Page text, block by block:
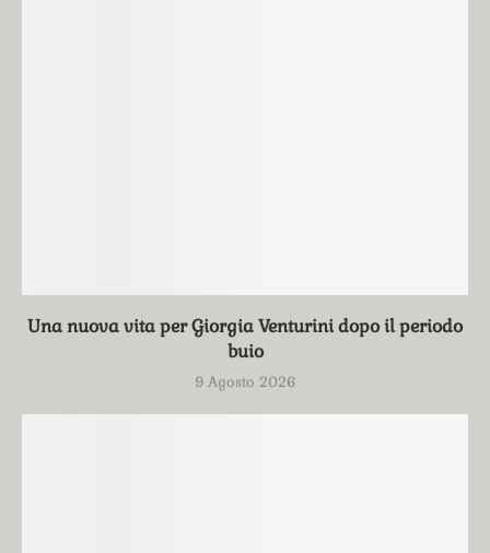
Una nuova vita per Giorgia Venturini dopo il periodo
buio
9 Agosto 2026